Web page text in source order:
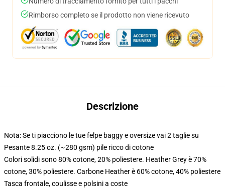
Rimborso completo se il prodotto non viene ricevuto
Descrizione
Nota: Se ti piacciono le tue felpe baggy e oversize vai 2 taglie su
Pesante 8.25 oz. (~280 gsm) pile ricco di cotone
Colori solidi sono 80% cotone, 20% poliestere. Heather Grey è 70%
cotone, 30% poliestere. Carbone Heather è 60% cotone, 40% poliestere
Tasca frontale, coulisse e polsini a coste